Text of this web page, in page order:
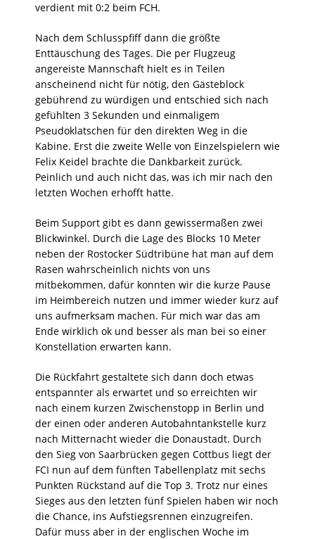
verdient mit 0:2 beim FCH.
Nach dem Schlusspfiff dann die größte
Enttäuschung des Tages. Die per Flugzeug
angereiste Mannschaft hielt es in Teilen
anscheinend nicht für nötig, den Gästeblock
gebührend zu würdigen und entschied sich nach
gefühlten 3 Sekunden und einmaligem
Pseudoklatschen für den direkten Weg in die
Kabine. Erst die zweite Welle von Einzelspielern wie
Felix Keidel brachte die Dankbarkeit zurück.
Peinlich und auch nicht das, was ich mir nach den
letzten Wochen erhofft hatte.
Beim Support gibt es dann gewissermaßen zwei
Blickwinkel. Durch die Lage des Blocks 10 Meter
neben der Rostocker Südtribüne hat man auf dem
Rasen wahrscheinlich nichts von uns
mitbekommen, dafür konnten wir die kurze Pause
im Heimbereich nutzen und immer wieder kurz auf
uns aufmerksam machen. Für mich war das am
Ende wirklich ok und besser als man bei so einer
Konstellation erwarten kann.
Die Rückfahrt gestaltete sich dann doch etwas
entspannter als erwartet und so erreichten wir
nach einem kurzen Zwischenstopp in Berlin und
der einen oder anderen Autobahntankstelle kurz
nach Mitternacht wieder die Donaustadt. Durch
den Sieg von Saarbrücken gegen Cottbus liegt der
FCI nun auf dem fünften Tabellenplatz mit sechs
Punkten Rückstand auf die Top 3. Trotz nur eines
Sieges aus den letzten fünf Spielen haben wir noch
die Chance, ins Aufstiegsrennen einzugreifen.
Dafür muss aber in der englischen Woche im